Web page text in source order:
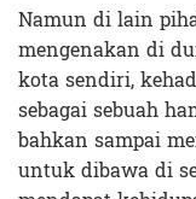
Namun di lain
mengenakan di
kota sendiri,
sebagai sebuah
bahkan sampai
untuk dibawa di